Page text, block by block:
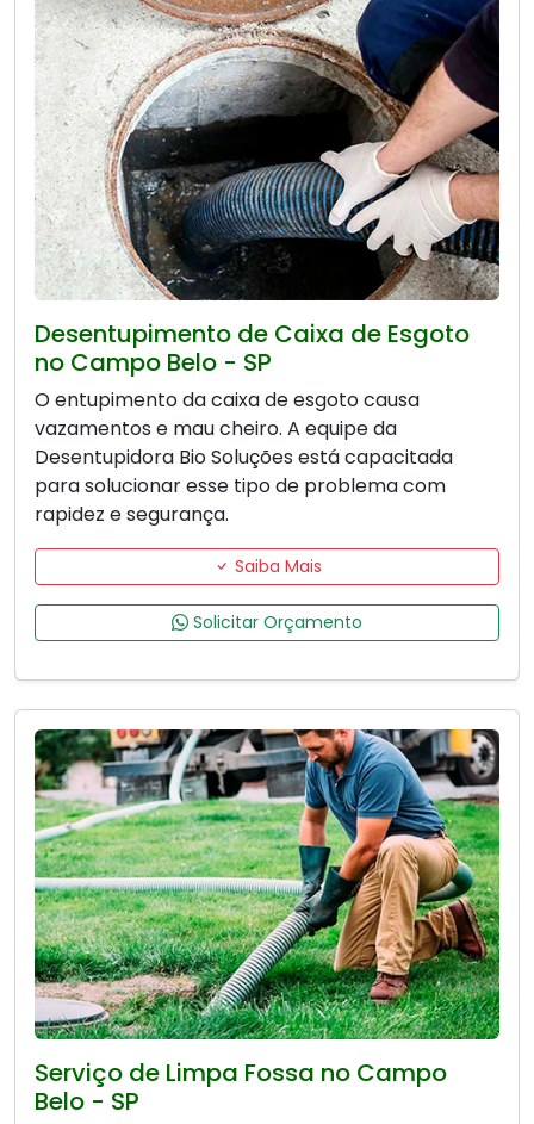
Desentupimento de Caixa de Esgoto
no Campo Belo - SP
O entupimento da caixa de esgoto causa
vazamentos e mau cheiro. A equipe da
Desentupidora Bio Soluções está capacitada
para solucionar esse tipo de problema com
rapidez e segurança.
Saiba Mais
Solicitar Orçamento
Serviço de Limpa Fossa no Campo
Belo - SP